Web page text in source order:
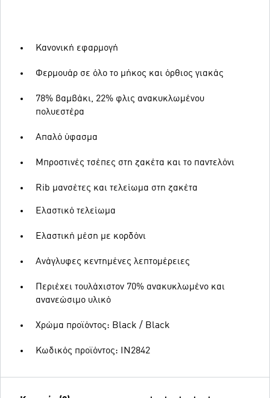
Κανονική εφαρμογή
Φερμουάρ σε όλο το μήκος και όρθιος γιακάς
78% βαμβάκι, 22% φλις ανακυκλωμένου
πολυεστέρα
Απαλό ύφασμα
Μπροστινές τσέπες στη ζακέτα και το παντελόνι
Rib μανσέτες και τελείωμα στη ζακέτα
Ελαστικό τελείωμα
Ελαστική μέση με κορδόνι
Ανάγλυφες κεντημένες λεπτομέρειες
Περιέχει τουλάχιστον 70% ανακυκλωμένο και
ανανεώσιμο υλικό
Χρώμα προϊόντος: Black / Black
Κωδικός προϊόντος: IN2842